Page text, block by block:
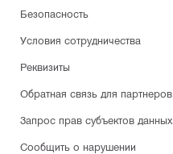
Безопасность
Условия сотрудничества
Реквизиты
Обратная связь для партнеров
Запрос прав субъектов данных
Сообщить о нарушении